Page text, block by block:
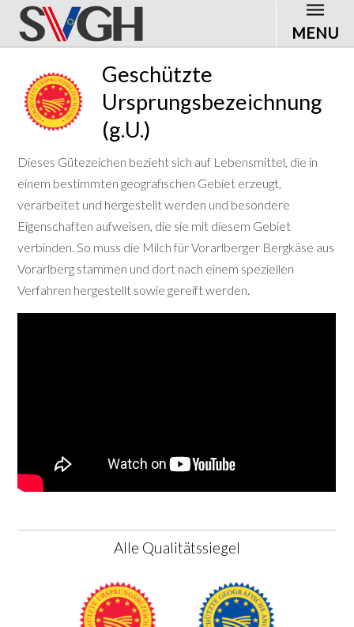
MENU
Geschützte
Ursprungsbezeichnung
(g.U.)
Dieses Gütezeichen bezieht sich auf Lebensmittel, die in
einem bestimmten geografischen Gebiet erzeugt,
verarbeitet und hergestellt werden und besondere
Eigenschaften aufweisen, die sie mit diesem Gebiet
verbinden. So muss die Milch für Vorarlberger Bergkäse aus
Vorarlberg stammen und dort nach einem speziellen
Verfahren hergestellt sowie gereift werden.
Alle Qualitätssiegel